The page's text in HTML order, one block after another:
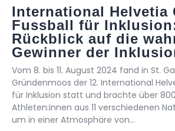
Archiv
International Helvetia
Fussball für
Rückblick auf die
Gewinner der
Vom 8. bis 11. August 2024 fand in St.
Gründenmoos der 12. International
für Inklusion statt und brachte über
Athleten:innen aus 11 verschiedenen
um in einer Atmosphäre von…